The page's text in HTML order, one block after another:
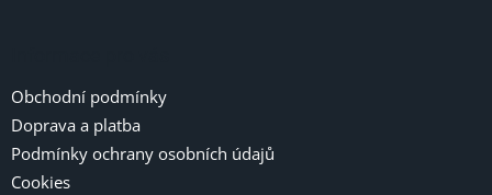
Obchodní podmínky
Doprava a platba
Podmínky ochrany osobních údajů
Cookies